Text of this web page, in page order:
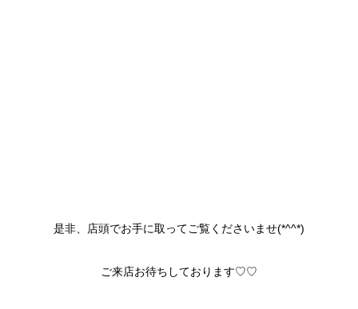
是非、店頭でお手に取ってご覧くださいませ(*^^*)
ご来店お待ちしております♡♡